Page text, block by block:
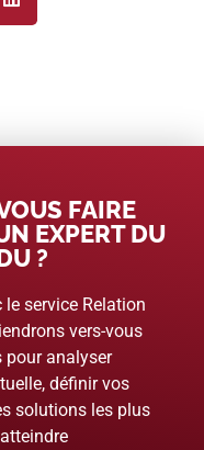
FAIRE
EXPERT DU
?
service Relation
vers-vous
pour analyser
définir vos
solutions les plus